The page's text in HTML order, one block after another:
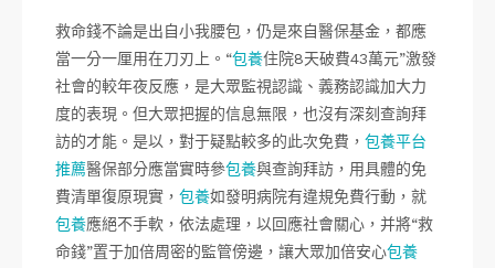
救命錢不論是出自小我腰包，仍是來自醫保基金，都應
當一分一厘用在刀刃上。“包養住院8天破費43萬元”激發
社會的較年夜反應，是大眾監視認識、義務認識加大力
度的表現。但大眾把握的信息無限，也沒有深刻查詢拜
訪的才能。是以，對于疑點較多的此次免費， 包養平台
推薦醫保部分應當實時參包養與查詢拜訪，用具體的免
費清單復原現實， 包養如發明病院有違規免費行動，就
包養應絕不手軟，依法處理，以回應社會關心，并將“救
命錢”置于加倍周密的監管傍邊，讓大眾加倍安心包養